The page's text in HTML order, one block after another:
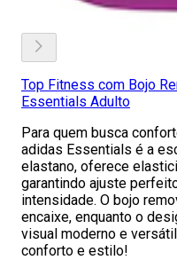
Top Fitness com Bojo
Essentials Adulto
Para quem busca
adidas Essentials é a
elastano, oferece
garantindo ajuste
intensidade. O bojo
encaixe, enquanto o
visual moderno e
conforto e estilo!